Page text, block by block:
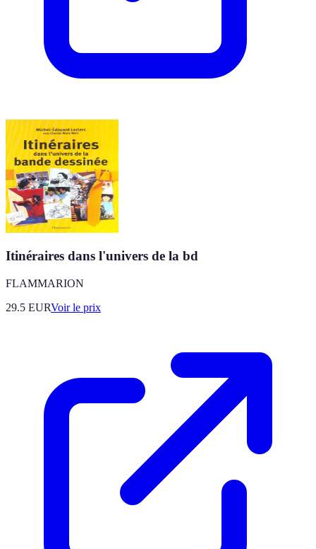
Itinéraires dans l'univers de la bd
FLAMMARION
29.5 EURVoir le prix